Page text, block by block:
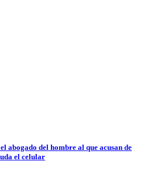
abogado del hombre al que acusan de
el celular